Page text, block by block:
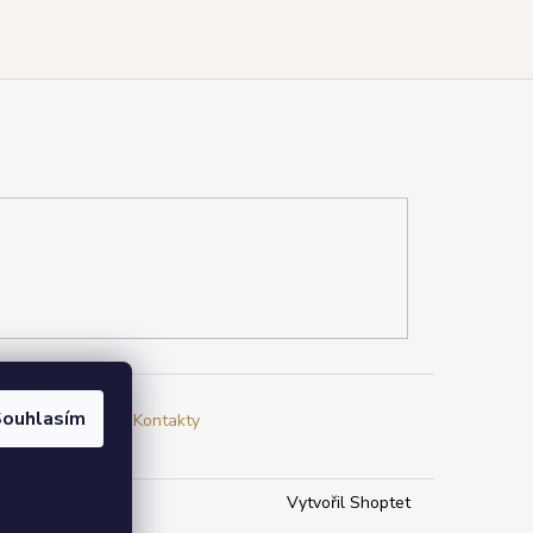
Jak nakupovat Kontakty
Vytvořil Shoptet